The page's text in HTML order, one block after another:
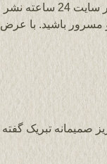
استدعا دارم. از معرفی کتاب ارسالی ام که در سایت 24 ساعته نشر
مسرور باشید. با عرض
صمیمانه تبریک گفته